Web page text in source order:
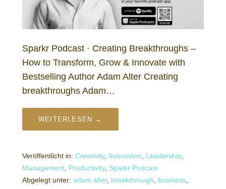
Sparkr Podcast · Creating Breakthroughs –
How to Transform, Grow & Innovate with
Bestselling Author Adam Alter Creating
breakthroughs Adam…
WEITERLESEN →
Veröffentlicht in: Creativity, Innovation Leadership
Management Productivity, Sparkr Podcast
Abgelegt unter: adam alter, breakthrough business